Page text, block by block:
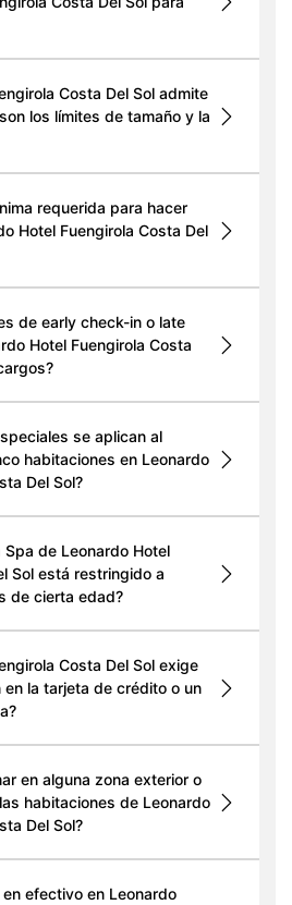
Costa Del Sol admite
los límites de tamaño y la
requerida para hacer
Hotel Fuengirola Costa Del
de early check-in o late
Hotel Fuengirola Costa
se aplican al
habitaciones en Leonardo
Del Sol?
Spa de Leonardo Hotel
Sol está restringido a
de cierta edad?
Costa Del Sol exige
la tarjeta de crédito o un
en alguna zona exterior o
habitaciones de Leonardo
Del Sol?
efectivo en Leonardo